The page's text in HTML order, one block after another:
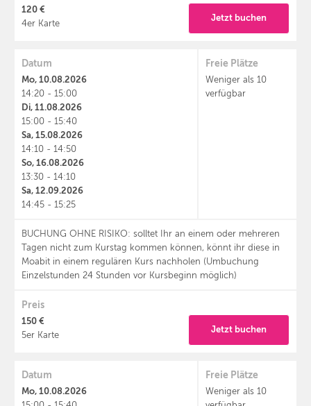
120 €
4er Karte
Jetzt buchen
Datum
Mo, 10.08.2026
14:20 - 15:00
Di, 11.08.2026
15:00 - 15:40
Sa, 15.08.2026
14:10 - 14:50
So, 16.08.2026
13:30 - 14:10
Sa, 12.09.2026
14:45 - 15:25
BUCHUNG OHNE RISIKO: solltet Ihr an einem oder mehreren
Tagen nicht zum Kurstag kommen können, könnt ihr diese in
Moabit in einem regulären Kurs nachholen (Umbuchung
Einzelstunden 24 Stunden vor Kursbeginn möglich)
Freie Plätze
Weniger als 10
verfügbar
Preis
150 €
5er Karte
Jetzt buchen
Datum
Mo, 10.08.2026
Freie Plätze
Weniger als 10